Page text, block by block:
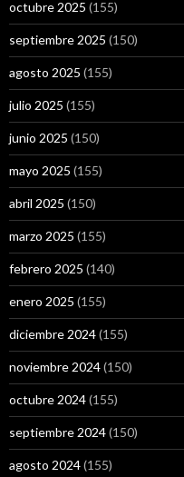
octubre 2025 (155)
septiembre 2025 (150)
agosto 2025 (155)
julio 2025 (155)
junio 2025 (150)
mayo 2025 (155)
abril 2025 (150)
marzo 2025 (155)
febrero 2025 (140)
enero 2025 (155)
diciembre 2024(155)
noviembre 2024(150)
octubre 2024(155)
septiembre 2024(150)
agosto 2024(155)